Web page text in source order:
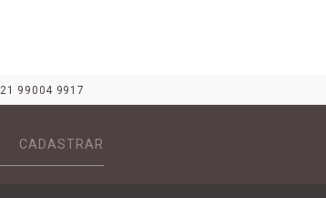
21 99004 9917
CADASTRAR